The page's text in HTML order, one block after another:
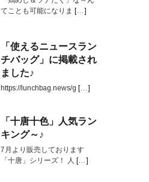
てことも可能になりま […]
「使えるニュースラン
チバッグ」に掲載され
ました♪
https://lunchbag.news/g […]
「十唐十色」人気ラン
キング～♪
7月より販売しております
「十唐」シリーズ！ 人 […]